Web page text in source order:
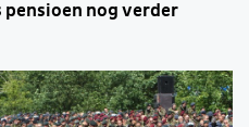
nog verder